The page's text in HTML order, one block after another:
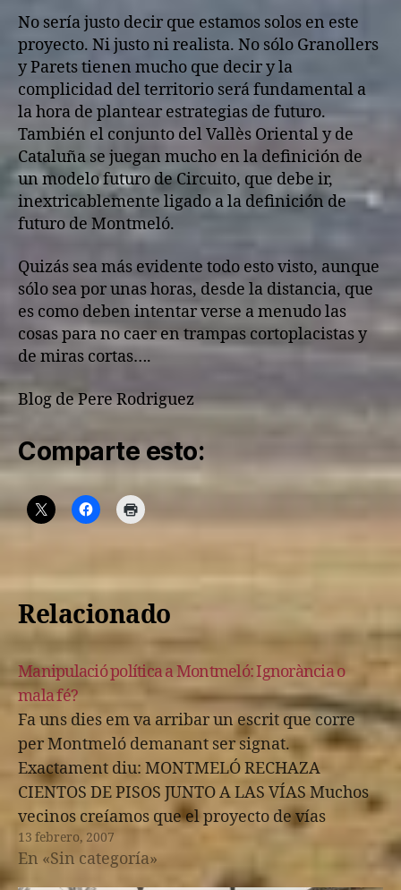
No sería justo decir que estamos solos en este
proyecto. Ni justo ni realista. No sólo Granollers
y Parets tienen mucho que decir y la
complicidad del territorio será fundamental a
la hora de plantear estrategias de futuro.
También el conjunto del Vallès Oriental y de
Cataluña se juegan mucho en la definición de
un modelo futuro de Circuito, que debe ir,
inextricablemente ligado a la definición de
futuro de Montmeló.
Quizás sea más evidente todo esto visto, aunque
sólo sea por unas horas, desde la distancia, que
es como deben intentar verse a menudo las
cosas para no caer en trampas cortoplacistas y
de miras cortas….
Blog de Pere Rodriguez
Comparte esto:
Relacionado
Manipulació política a Montmeló: Ignorància o
mala fé?
Fa uns dies em va arribar un escrit que corre
per Montmeló demanant ser signat.
Exactament diu: MONTMELÓ RECHAZA
CIENTOS DE PISOS JUNTO A LAS VÍAS Muchos
vecinos creíamos que el proyecto de vías
soterradas sería bueno para Montmeló, pero
ahora nos hemos dado cuenta de la realidad: el
13 febrero, 2007
En «Sin categoría»